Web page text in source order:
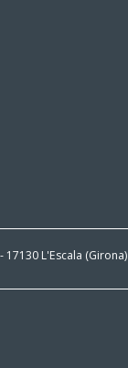
17130 L'Escala (Girona)